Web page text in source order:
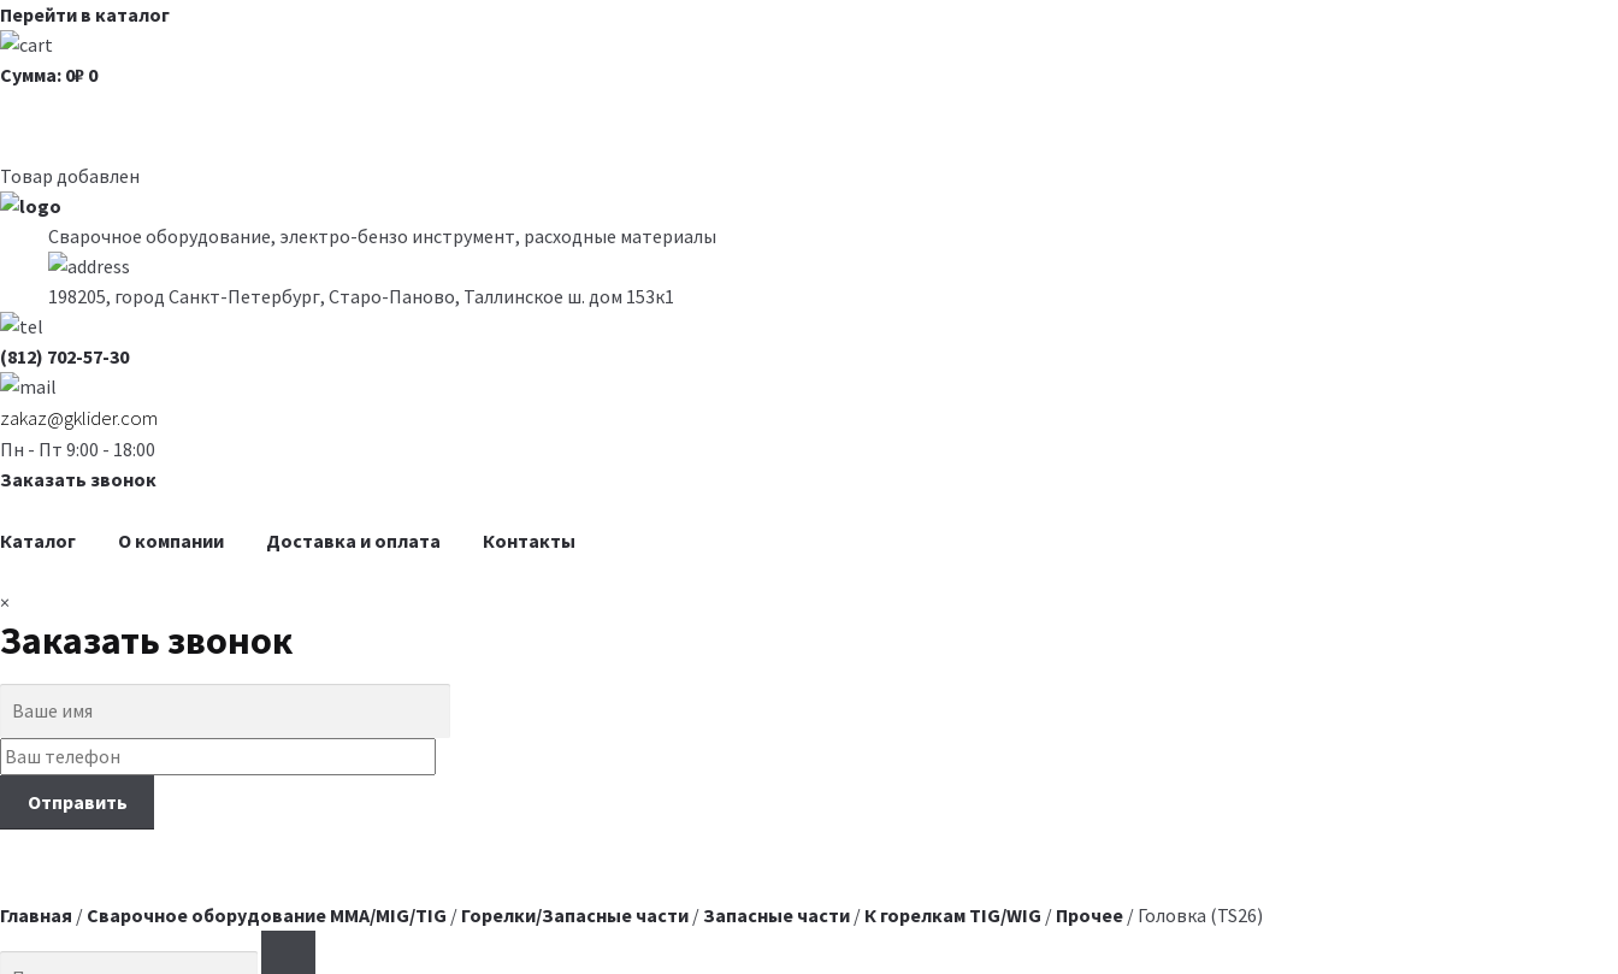
Перейти в каталог
Сумма: 0₽ 0
Товар добавлен
Сварочное оборудование, электро-бензо инструмент, расходные материалы
198205, город Санкт-Петербург, Старо-Паново, Таллинское ш. дом 153к1
(812) 702-57-30
zakaz@gklider.com
Пн - Пт 9:00 - 18:00
Заказать звонок
Каталог О компании Доставка и оплата Контакты
×
Заказать звонок
Главная / Сварочное оборудование MMA/MIG/TIG / Горелки/Запасные части / Запасные части / К горелкам TIG/WIG / Прочее / Головка (TS26)
Search for: